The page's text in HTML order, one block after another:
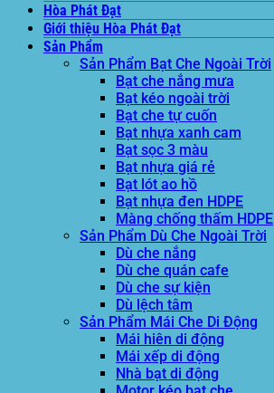
Hòa Phát Đạt
Giới thiệu Hòa Phát Đạt
Sản Phẩm
Sản Phẩm Bạt Che Ngoài Trời
Bạt che nắng mưa
Bạt kéo ngoài trời
Bạt che tự cuốn
Bạt nhựa xanh cam
Bạt sọc 3 màu
Bạt nhựa giá rẻ
Bạt lót ao hồ
Bạt nhựa đen HDPE
Màng chống thấm HDPE
Sản Phẩm Dù Che Ngoài Trời
Dù che nắng
Dù che quán cafe
Dù che sự kiện
Dù lệch tâm
Sản Phẩm Mái Che Di Động
Mái hiên di động
Mái xếp di động
Nhà bạt di động